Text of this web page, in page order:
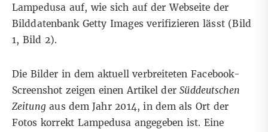
Lampedusa auf, wie sich auf der Webseite der
Bilddatenbank Getty Images verifizieren lässt (Bild
1, Bild 2).
Die Bilder in dem aktuell verbreiteten Facebook-
Screenshot zeigen einen Artikel derSüddeutschen
Zeitungaus dem Jahr 2014, in dem als Ort der
Fotos korrekt Lampedusa angegeben ist. Eine